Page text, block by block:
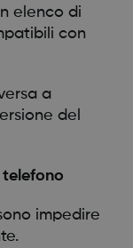
elenco di
con
a
del
telefono
impedire